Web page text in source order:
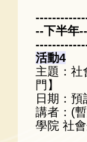
--下半年
活動4
主題：社
門】
日期：預
講者：(
學院 社